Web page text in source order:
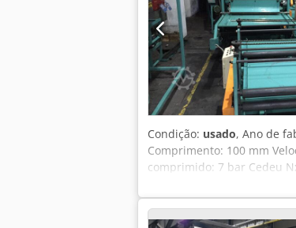
Condição: usado, Ano de
Comprimento: 100 mm
comprimido: 7 bar Cedeu
LxWxH: total: 20 m / 2,6 m
PAINÉIS COMPLETAS
laminados leves. A linha é